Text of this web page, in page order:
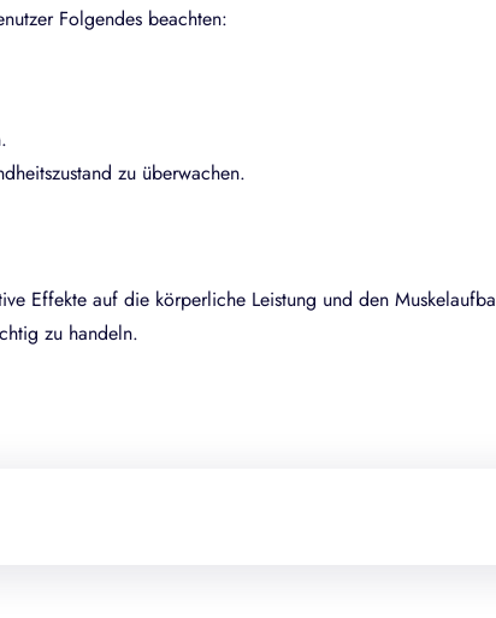
Folgendes beachten:
zu überwachen.
Effekte auf die körperliche Leistung und den
zu handeln.